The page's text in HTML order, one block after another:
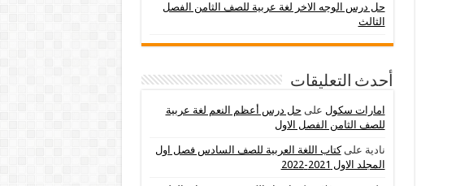
حل درس الوجه الاخر لغة عربية للصف الثامن الفصل
الثالث
أحدث التعليقات
امارات سكول على حل درس أعظم النعم لغة عربية
للصف الثامن الفصل الاول
نادية علىكتاب اللغة العربية للصف السادس فصل اول
المجلد الاول 2021-2022